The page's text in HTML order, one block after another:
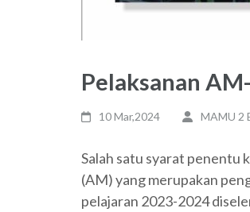
Pelaksanan
10 Mar,2024 MAMU 2
Salah satu syarat penentu
(AM) yang merupakan
pelajaran 2023-2024